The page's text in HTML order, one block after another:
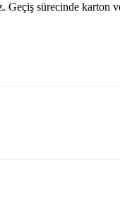
sürecinde karton